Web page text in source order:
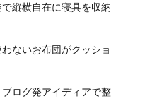
縦横自在に寝具を収納
ないお布団がクッショ
ログ発アイディアで整